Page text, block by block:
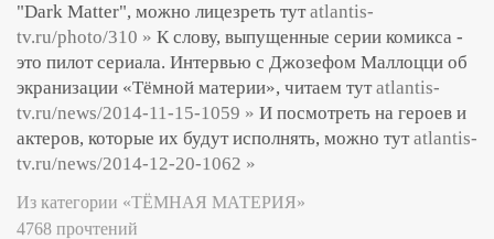
"Dark Matter", можно лицезреть тутatlantis-
tv.ru/photo/310 » К слову, выпущенные серии комикса -
это пилот сериала. Интервью с Джозефом Маллоцци об
экранизации «Тёмной материи», читаем тутatlantis-
tv.ru/news/2014-11-15-1059 » И посмотреть на героев и
актеров, которые их будут исполнять, можно тутatlantis-
tv.ru/news/2014-12-20-1062 »
Из категории «ТЁМНАЯ МАТЕРИЯ»
4768 прочтений